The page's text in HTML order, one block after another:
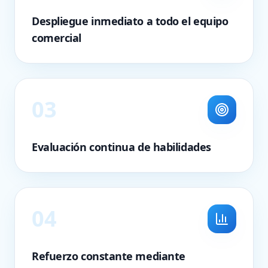
Despliegue inmediato a todo el equipo
comercial
03
Evaluación continua de habilidades
04
Refuerzo constante mediante